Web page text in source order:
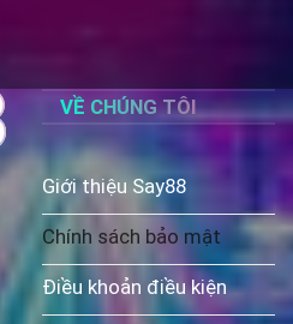
VỀ CHÚNG TÔI
Giới thiệu Say88
Chính sách bảo mật
Điều khoản điều kiện